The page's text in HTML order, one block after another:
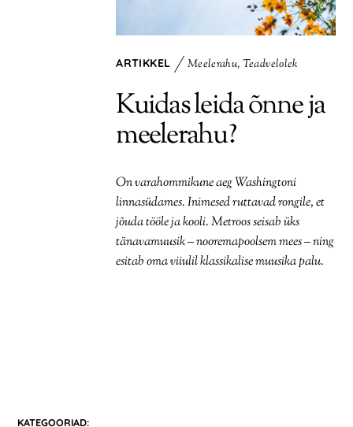
ARTIKKEL Meelerahu,Teadvelolek
Kuidas leida õnne ja
meelerahu?
On varahommikune aeg Washingtoni
linnasüdames. Inimesed ruttavad rongile, et
jõuda tööle ja kooli. Metroos seisab üks
tänavamuusik – nooremapoolsem mees – ning
esitab oma viiulil klassikalise muusika palu.
KATEGOORIAD: